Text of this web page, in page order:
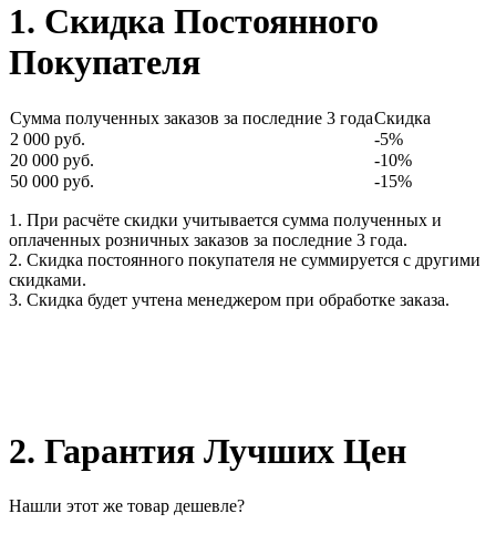
1. Скидка Постоянного
Покупателя
Сумма полученных заказов за последние 3 годаСкидка
2 000 руб.
-5%
20 000 руб.
-10%
50 000 руб.
-15%
1. При расчёте скидки учитывается сумма полученных и
оплаченных розничных заказов за последние 3 года.
2. Скидка постоянного покупателя не суммируется с другими
скидками.
3. Скидка будет учтена менеджером при обработке заказа.
2. Гарантия Лучших Цен
Нашли этот же товар дешевле?